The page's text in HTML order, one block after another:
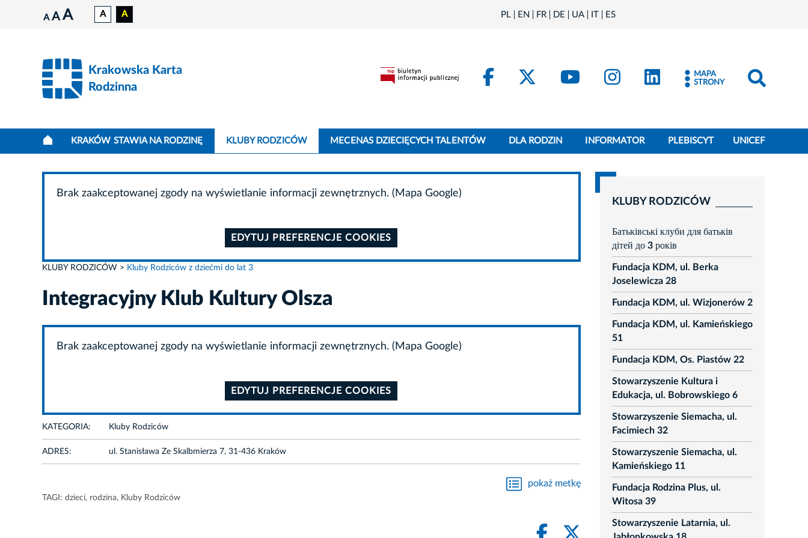
A A A A A PL EN FR DE UA IT ES
Krakowska Karta
Rodzinna
FacebookKraków - X
Kraków - YouTube
Kraków - Instagram
Kraków - LinkedIn
MAPA
STRONY
KRAKÓW STAWIA NA RODZINĘ KLUBY RODZICÓW MECENAS DZIECIĘCYCH TALENTÓW DLA RODZIN INFORMATOR PLEBISCYT UNICEF
Brak zaakceptowanej zgody na wyświetlanie informacji zewnętrznych. (Mapa Google)
EDYTUJ PREFERENCJE COOKIES
KLUBY RODZICÓW Kluby Rodziców z dziećmi do lat 3
Integracyjny Klub Kultury Olsza
Brak zaakceptowanej zgody na wyświetlanie informacji zewnętrznych. (Mapa Google)
EDYTUJ PREFERENCJE COOKIES
KATEGORIA: Kluby Rodziców
ADRES: ul. Stanisława Ze Skalbmierza 7, 31-436 Kraków
pokaż metkę
TAGI: dzieci, rodzina, Kluby Rodziców
KLUBY RODZICÓW
Батьківські клуби для батьків
дітей до 3 років
Fundacja KDM, ul. Berka
Joselewicza 28
Fundacja KDM, ul. Wizjonerów 2
Fundacja KDM, ul. Kamieńskiego
51
Fundacja KDM, Os. Piastów 22
Stowarzyszenie Kultura i
Edukacja, ul. Bobrowskiego 6
Stowarzyszenie Siemacha, ul.
Facimiech 32
Stowarzyszenie Siemacha, ul.
Kamieńskiego 11
Fundacja Rodzina Plus, ul.
Witosa 39
Stowarzyszenie Latarnia, ul.